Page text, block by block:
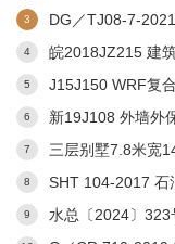
3 DG／TJ08-7-2021 建筑工程交通设计及停车库(场
4 皖2018JZ215 建筑硅质刚
5 J15J150 WRF复合自
6 新19J108 外墙外保温薄抹灰
7 三层别墅7.8米宽14.4
8 SHT 104-2017 石油化工行业通用图 总图运输
9 水总〔2024〕323号 水利部关于发布《水利工程设计概（估）算编